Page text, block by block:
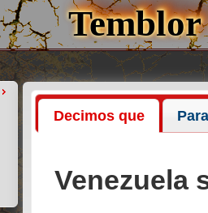
Decimos que
Venezuela